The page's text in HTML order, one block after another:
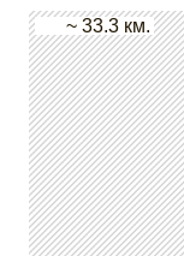
~ 33.3 км.